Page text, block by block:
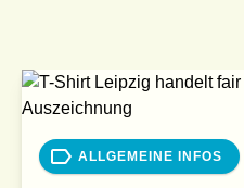
ALLGEMEINE INFOS